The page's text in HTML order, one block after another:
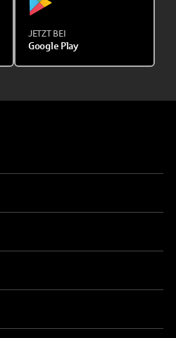
JETZT BEI
Google Play